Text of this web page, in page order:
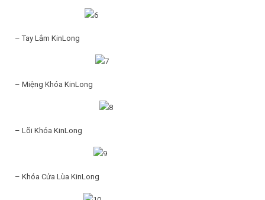
– Tay Lắm KinLong
– Miệng Khóa KinLong
– Lõi Khóa KinLong
– Khóa Cửa Lùa KinLong